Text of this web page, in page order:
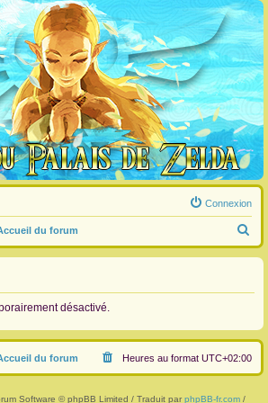
Connexion
du forum
e
h
r
c
désactivé.
du forum Heures au format UTC+02:00
Software © phpBB Limited / Traduit par phpBB-fr.com/